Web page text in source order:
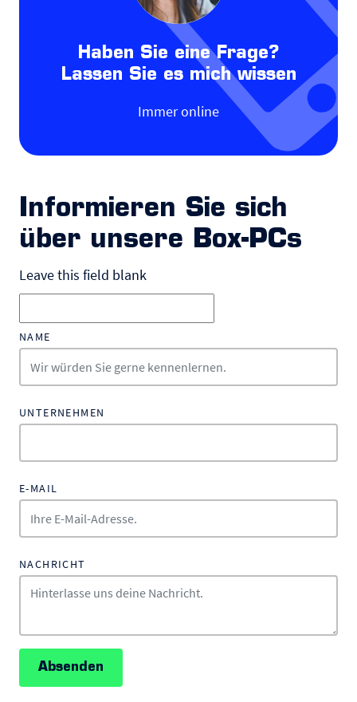
Haben Sie eine Frage?
Lassen Sie es mich wissen
Immer online
Informieren Sie sich
über unsere Box-PCs
Leave this field blank
NAME
UNTERNEHMEN
E-MAIL
NACHRICHT
Absenden